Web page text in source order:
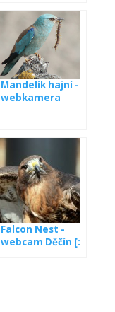
Mandelík hajní -
webkamera
Falcon Nest -
webcam Děčín [: